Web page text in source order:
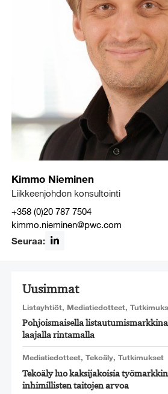
Kimmo Nieminen
Liikkeenjohdon konsultointi
+358 (0)20 787 7504
kimmo.nieminen@pwc.com
Seuraa:
Uusimmat
Listayhtiöt, Mediatiedotteet,
Pohjoismaisella
laajalla rintamalla
Mediatiedotteet, Tekoäly, Tutkimukset
Tekoäly luo kaksijakoisia
inhimillisten taitojen arvoa